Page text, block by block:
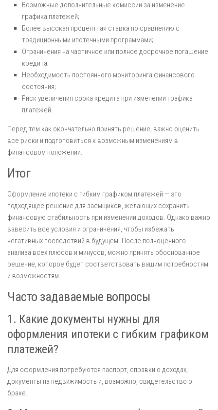
Возможные дополнительные комиссии за изменение
графика платежей;
Более высокая процентная ставка по сравнению с
традиционными ипотечными программами;
Ограничения на частичное или полное досрочное погашение
кредита;
Необходимость постоянного мониторинга финансового
состояния;
Риск увеличения срока кредита при изменении графика
платежей.
Перед тем как окончательно принять решение, важно оценить
все риски и подготовиться к возможным изменениям в
финансовом положении.
Итог
Оформление ипотеки с гибким графиком платежей — это
подходящее решение для заемщиков, желающих сохранить
финансовую стабильность при изменении доходов. Однако важно
взвесить все условия и ограничения, чтобы избежать
негативных последствий в будущем. После полноценного
анализа всех плюсов и минусов, можно принять обоснованное
решение, которое будет соответствовать вашим потребностям
и возможностям.
Часто задаваемые вопросы
1. Какие документы нужны для
оформления ипотеки с гибким графиком
платежей?
Для оформления потребуются паспорт, справки о доходах,
документы на недвижимость и, возможно, свидетельство о
браке.